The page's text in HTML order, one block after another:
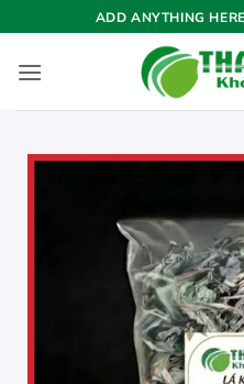
qua
nội
ADD ANYTHING